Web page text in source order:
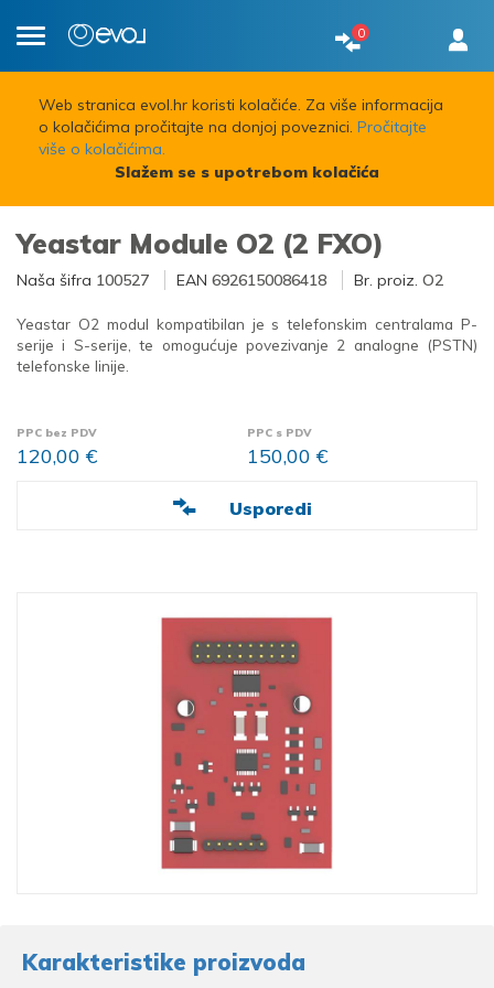
0
Toggle
Web stranica evol.hr koristi kolačiće. Za više informacija
o kolačićima pročitajte na donjoj poveznici. Pročitajte
više o kolačićima.
Slažem se s upotrebom kolačića
Yeastar Module O2 (2 FXO)
Naša šifra 100527 EAN 6926150086418 Br. proiz. O2
Yeastar O2 modul kompatibilan je s telefonskim centralama P-
serije i S-serije, te omogućuje povezivanje 2 analogne (PSTN)
telefonske linije.
PPC bez PDV
120,00 €
PPC s PDV
150,00 €
Usporedi
Karakteristike proizvoda